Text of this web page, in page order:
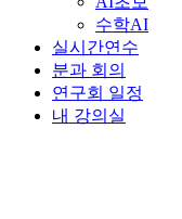
수학AI
실시간연수
분과 회의
연구회 일정
내 강의실